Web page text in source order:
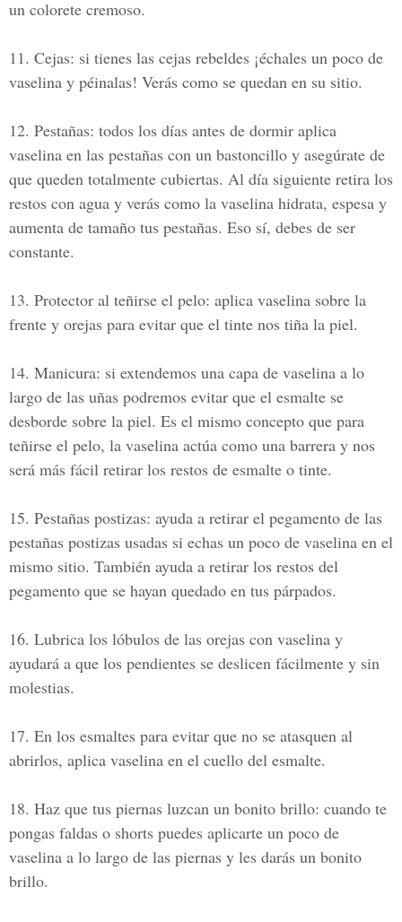
un colorete cremoso.
11. Cejas: si tienes las cejas rebeldes ¡échales un poco de
vaselina y péinalas! Verás como se quedan en su sitio.
12. Pestañas: todos los días antes de dormir aplica
vaselina en las pestañas con un bastoncillo y asegúrate de
que queden totalmente cubiertas. Al día siguiente retira los
restos con agua y verás como la vaselina hidrata, espesa y
aumenta de tamaño tus pestañas. Eso sí, debes de ser
constante.
13. Protector al teñirse el pelo: aplica vaselina sobre la
frente y orejas para evitar que el tinte nos tiña la piel.
14. Manicura: si extendemos una capa de vaselina a lo
largo de las uñas podremos evitar que el esmalte se
desborde sobre la piel. Es el mismo concepto que para
teñirse el pelo, la vaselina actúa como una barrera y nos
será más fácil retirar los restos de esmalte o tinte.
15. Pestañas postizas: ayuda a retirar el pegamento de las
pestañas postizas usadas si echas un poco de vaselina en el
mismo sitio. También ayuda a retirar los restos del
pegamento que se hayan quedado en tus párpados.
16. Lubrica los lóbulos de las orejas con vaselina y
ayudará a que los pendientes se deslicen fácilmente y sin
molestias.
17. En los esmaltes para evitar que no se atasquen al
abrirlos, aplica vaselina en el cuello del esmalte.
18. Haz que tus piernas luzcan un bonito brillo: cuando te
pongas faldas o shorts puedes aplicarte un poco de
vaselina a lo largo de las piernas y les darás un bonito
brillo.